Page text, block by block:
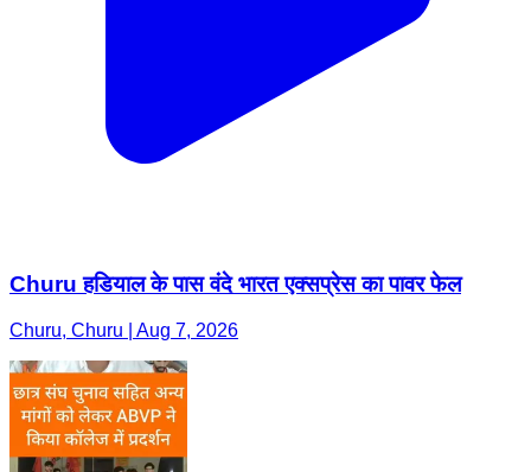
Churu हडियाल के पास वंदे भारत एक्सप्रेस का पावर फेल
Churu, Churu | Aug 7, 2026